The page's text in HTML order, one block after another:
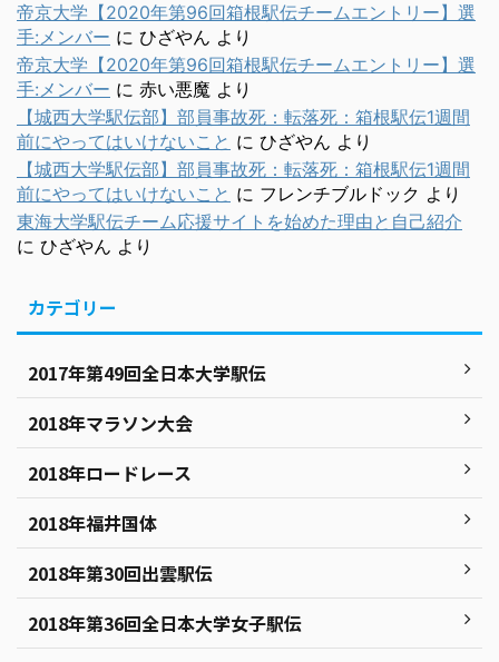
帝京大学【2020年第96回箱根駅伝チームエントリー】選
手:メンバー に ひざやん より
帝京大学【2020年第96回箱根駅伝チームエントリー】選
手:メンバー に 赤い悪魔 より
【城西大学駅伝部】部員事故死：転落死：箱根駅伝1週間
前にやってはいけないこと に ひざやん より
【城西大学駅伝部】部員事故死：転落死：箱根駅伝1週間
前にやってはいけないこと に フレンチブルドック より
東海大学駅伝チーム応援サイトを始めた理由と自己紹介
に ひざやん より
カテゴリー
2017年第49回全日本大学駅伝
2018年マラソン大会
2018年ロードレース
2018年福井国体
2018年第30回出雲駅伝
2018年第36回全日本大学女子駅伝